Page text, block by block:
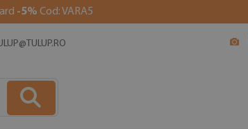
-5% Cod: VARA5